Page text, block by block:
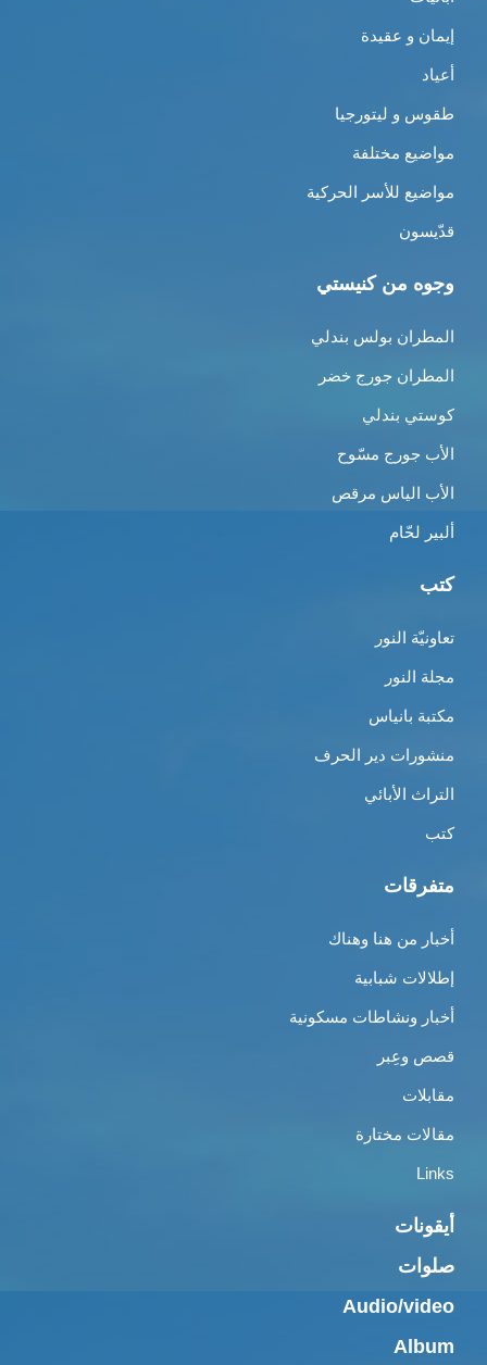
إيمان و عقيدة
أعياد
طقوس و ليتورجيا
مواضيع مختلفة
مواضيع للأسر الحركية
قدّيسون
وجوه من كنيستي
المطران بولس بندلي
المطران جورج خضر
كوستي بندلي
الأب جورج مسّوح
الأب الياس مرقص
ألبير لحّام
كتب
تعاونيّة النور
مجلة النور
مكتبة بانياس
منشورات دير الحرف
التراث الأبائي
كتب
متفرقات
أخبار من هنا وهناك
إطلالات شبابية
أخبار ونشاطات مسكونية
قصص وعِبر
مقابلات
مقالات مختارة
Links
أيقونات
صلوات
Audio/video
Album